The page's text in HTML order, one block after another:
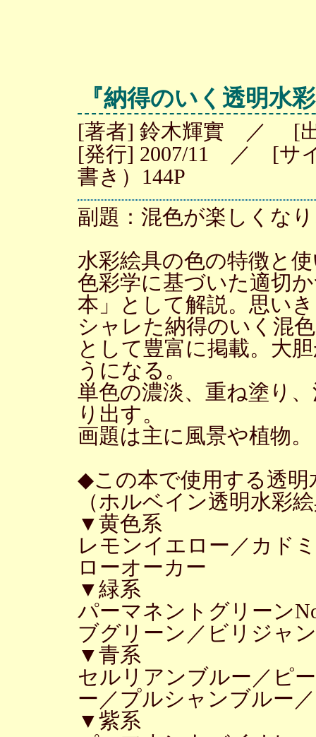
『納得のいく透明
[著者] 鈴木輝實 ／ [
[発行] 2007/11 ／ [サ
書き）144P
副題：混色が楽しくな
水彩絵具の色の特徴と
色彩学に基づいた適切
本」として解説。思い
シャレた納得のいく混
として豊富に掲載。大
うになる。
単色の濃淡、重ね塗り
り出す。
画題は主に風景や植物。
◆この本で使用する透明
（ホルベイン透明水彩
▼黄色系
レモンイエロー／カド
ローオーカー
▼緑系
パーマネントグリーン
ブグリーン／ビリジャ
▼青系
セルリアンブルー／ピ
ー／プルシャンブルー
▼紫系